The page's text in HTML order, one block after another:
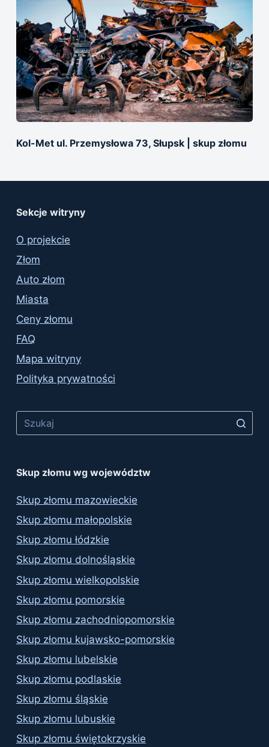
Kol-Met ul. Przemysłowa 73, Słupsk | skup złomu
Sekcje witryny
O projekcie
Złom
Auto złom
Miasta
Ceny złomu
FAQ
Mapa witryny
Polityka prywatności
Skup złomu wg województw
Skup złomu mazowieckie
Skup złomu małopolskie
Skup złomu łódzkie
Skup złomu dolnośląskie
Skup złomu wielkopolskie
Skup złomu pomorskie
Skup złomu zachodniopomorskie
Skup złomu kujawsko-pomorskie
Skup złomu lubelskie
Skup złomu podlaskie
Skup złomu śląskie
Skup złomu lubuskie
Skup złomu świętokrzyskie